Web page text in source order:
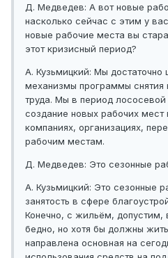
Д. Медведев: А вот новые
насколько сейчас с этим у
новые рабочие места вы
этот кризисный период?
А. Кузьмицкий: Мы достаточно
механизмы программы снятия
труда. Мы в период лососевой
создание новых рабочих мест
компаниях, организациях,
рабочим местам.
Д. Медведев: Это сезонные
А. Кузьмицкий: Это сезонные
занятость в сфере
Конечно, с жильём, допустим,
бедно, но хотя бы должны
направлена основная на